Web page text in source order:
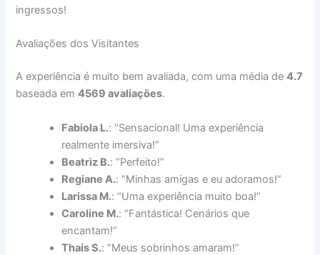
ingressos!
Avaliações dos Visitantes
A experiência é muito bem avaliada, com uma média de4.7
baseada em4569 avaliações.
Fabiola L.: “Sensacional! Uma experiência
realmente imersiva!”
Beatriz B.: “Perfeito!”
Regiane A.: “Minhas amigas e eu adoramos!”
Larissa M.: “Uma experiência muito boa!”
Caroline M.: “Fantástica! Cenários que
encantam!”
Thais S.: “Meus sobrinhos amaram!”